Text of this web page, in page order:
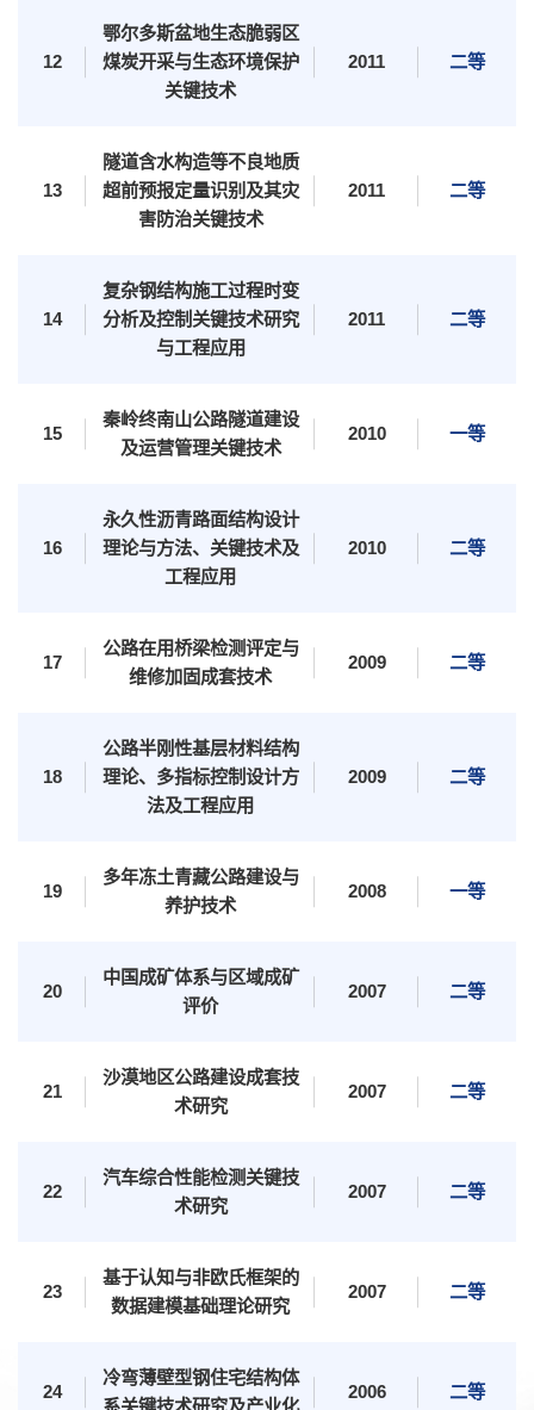
科研概况 科研平台 科研团队 科研成果 学术期刊
本科招生 研究生招生 留学生招生
学生就业
网络服务 后勤保障
12
鄂尔多斯盆地生态脆弱区
煤炭开采与生态环境保护
关键技术
2011 二等
13
隧道含水构造等不良地质
超前预报定量识别及其灾
害防治关键技术
2011 二等
14
复杂钢结构施工过程时变
分析及控制关键技术研究
与工程应用
2011 二等
15
秦岭终南山公路隧道建设
及运营管理关键技术
2010 一等
16
永久性沥青路面结构设计
理论与方法、关键技术及
工程应用
2010 二等
17
公路在用桥梁检测评定与
维修加固成套技术
2009 二等
18
公路半刚性基层材料结构
理论、多指标控制设计方
法及工程应用
2009 二等
19
多年冻土青藏公路建设与
养护技术
2008 一等
20
中国成矿体系与区域成矿
评价
2007 二等
21
沙漠地区公路建设成套技
术研究
2007 二等
22
汽车综合性能检测关键技
术研究
2007 二等
23
基于认知与非欧氏框架的
数据建模基础理论研究
2007 二等
24
冷弯薄壁型钢住宅结构体
2006 二等